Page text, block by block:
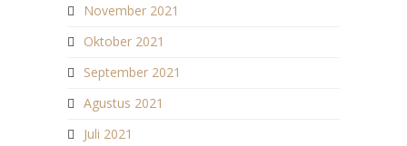
November 2021
Oktober 2021
September 2021
Agustus 2021
Juli 2021